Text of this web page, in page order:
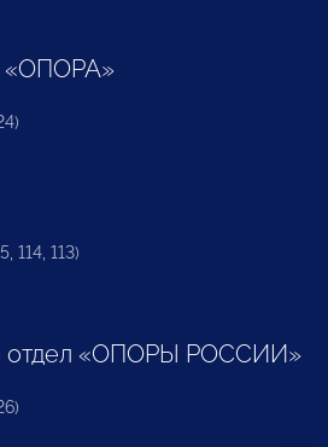
«ОПОРА»
114, 113)
отдел «ОПОРЫ РОССИИ»